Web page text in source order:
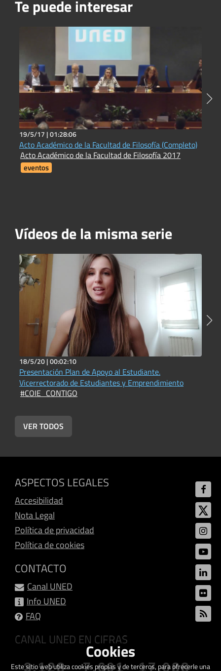
Te puede interesar
19/5/17 |01:28:06
Acto Académico de la Facultad de Filosofía (Completo)
Acto Académico de la Facultad de Filosofía 2017
eventos
Vídeos de la misma serie
18/5/20 |00:02:10
Presentación Plan de Apoyo al Estudiante.
Vicerrectorado de Estudiantes y Emprendimiento
#COIE_CONTIGO
VER TODOS
ASPECTOS LEGALES
Accesibilidad
Nota Legal
Política de privacidad
Política de cookies
CONTACTO
Canal UNED
Info UNED
FAQ
CANAL UNED EN CIFRAS
3.128 7.601 17.088
Cookies
Este sitio web utiliza cookies propias y de terceros, para ofrecerle una